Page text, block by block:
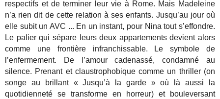
respectifs et de terminer leur vie à Rome. Mais Madeleine
n’a rien dit de cette relation à ses enfants. Jusqu’au jour où
elle subit un AVC ... En un instant, pour Nina tout s’effondre.
Le palier qui sépare leurs deux appartements devient alors
comme une frontière infranchissable. Le symbole de
l’enfermement. De l’amour cadenassé, condamné au
silence. Prenant et claustrophobique comme un thriller (on
songe au brillant « Jusqu’à la garde » où là aussi la
quotidienneté se transforme en horreur) et bouleversant